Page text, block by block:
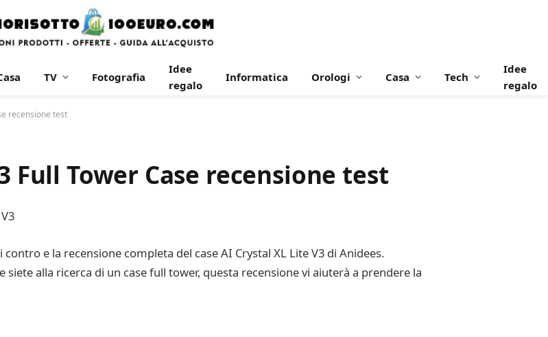
TV Fotografia
Idee
regalo
Informatica Orologi Casa Tech
Idee
regalo
recensione test
Full Tower Case recensione test
e la recensione completa del case AI Crystal XL Lite V3 di Anidees.
alla ricerca di un case full tower, questa recensione vi aiuterà a prendere la